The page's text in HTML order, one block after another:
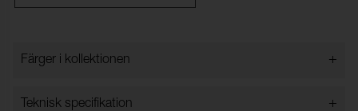
Färger i kollektionen +
Färger i kollektionen
Teknisk specifikation +